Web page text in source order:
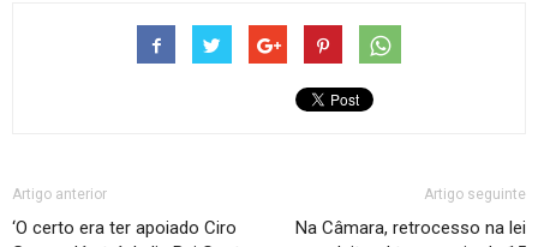
Artigo anterior
‘O certo era ter apoiado Ciro
Artigo seguinte
Na Câmara, retrocesso na lei